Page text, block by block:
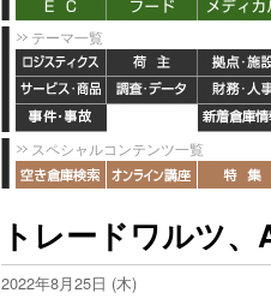
テーマ一覧
スペシャルコンテンツ一覧
トレードワルツ
2022年8月25日 (木)